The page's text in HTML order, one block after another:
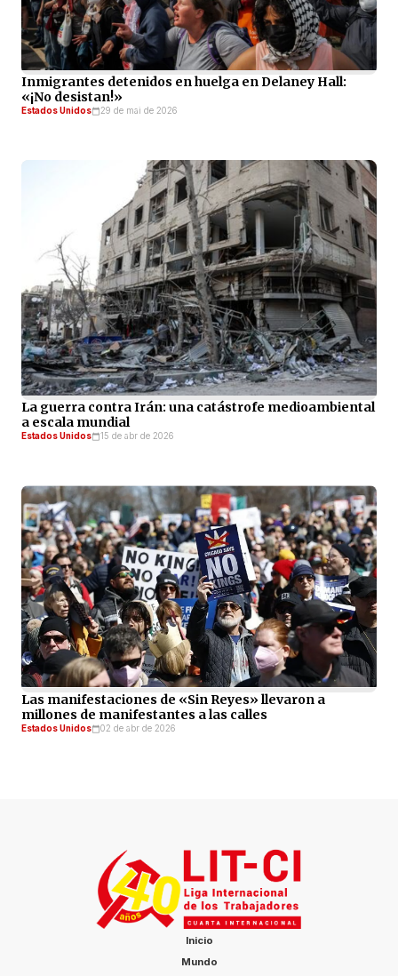
Inmigrantes detenidos en huelga en Delaney Hall:
«¡No desistan!»
Estados Unidos 29 de mai de 2026
La guerra contra Irán: una catástrofe medioambiental
a escala mundial
Estados Unidos 15 de abr de 2026
Las manifestaciones de «Sin Reyes» llevaron a
millones de manifestantes a las calles
Estados Unidos 02 de abr de 2026
Inicio
Mundo